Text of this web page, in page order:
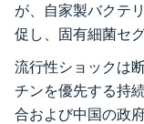
が、自家製バクテ
促し、固有細菌セ
流行性ショックは
チンを優先する持
合および中国の政